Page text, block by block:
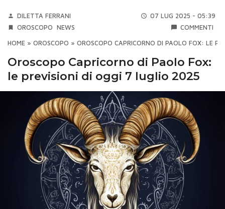
DILETTA FERRANI
07 LUG 2025 - 05:39
OROSCOPO
NEWS COMMENTI
HOME » OROSCOPO » OROSCOPO CAPRICORNO DI PAOLO FOX: LE
Oroscopo Capricorno di Paolo Fox:
le previsioni di oggi 7 luglio 2025